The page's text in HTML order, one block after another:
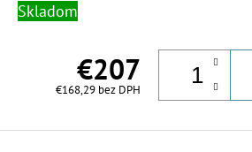
Skladom
€207
€168,29 bez DPH